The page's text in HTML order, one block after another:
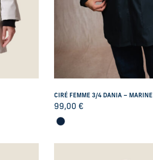
CIRÉ FEMME 3/4 DANIA – MARINE
99,00€